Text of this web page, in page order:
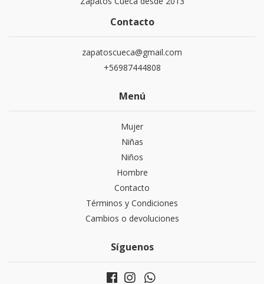
Contacto
zapatoscueca@gmail.com
+56987444808
Menú
Mujer
Niñas
Niños
Hombre
Contacto
Términos y Condiciones
Cambios o devoluciones
Síguenos